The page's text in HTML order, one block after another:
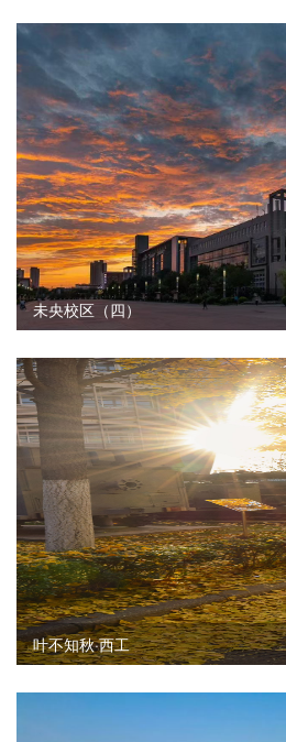
未央校区（四）
叶不知秋·西工